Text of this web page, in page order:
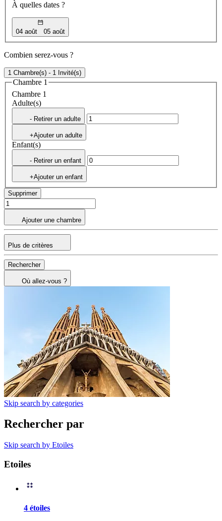
À quelles dates ?
04 août 05 août
Combien serez-vous ?
1 Chambre(s) - 1 Invité(s)
Chambre 1
Chambre 1
Adulte(s)
- Retirer un adulte
+Ajouter un adulte
Enfant(s)
- Retirer un enfant
+Ajouter un enfant
Supprimer
Ajouter une chambre
Plus de critères
Rechercher
Où allez-vous ?
Skip search by categories
Rechercher par
Skip search by Etoiles
Etoiles
4 étoiles